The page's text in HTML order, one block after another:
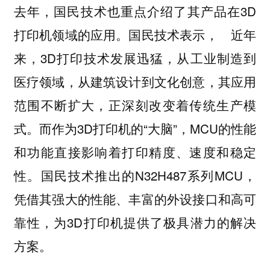
去年，国民技术也重点介绍了其产品在3D
打印机领域的应用。国民技术表示， 近年
来，3D打印技术发展迅猛，从工业制造到
医疗领域，从建筑设计到文化创意，其应用
范围不断扩大，正深刻改变着传统生产模
式。而作为3D打印机的“大脑”，MCU的性能
和功能直接影响着打印精度、速度和稳定
性。国民技术推出的N32H487系列MCU，
凭借其强大的性能、丰富的外设接口和高可
靠性，为3D打印机提供了极具潜力的解决
方案。